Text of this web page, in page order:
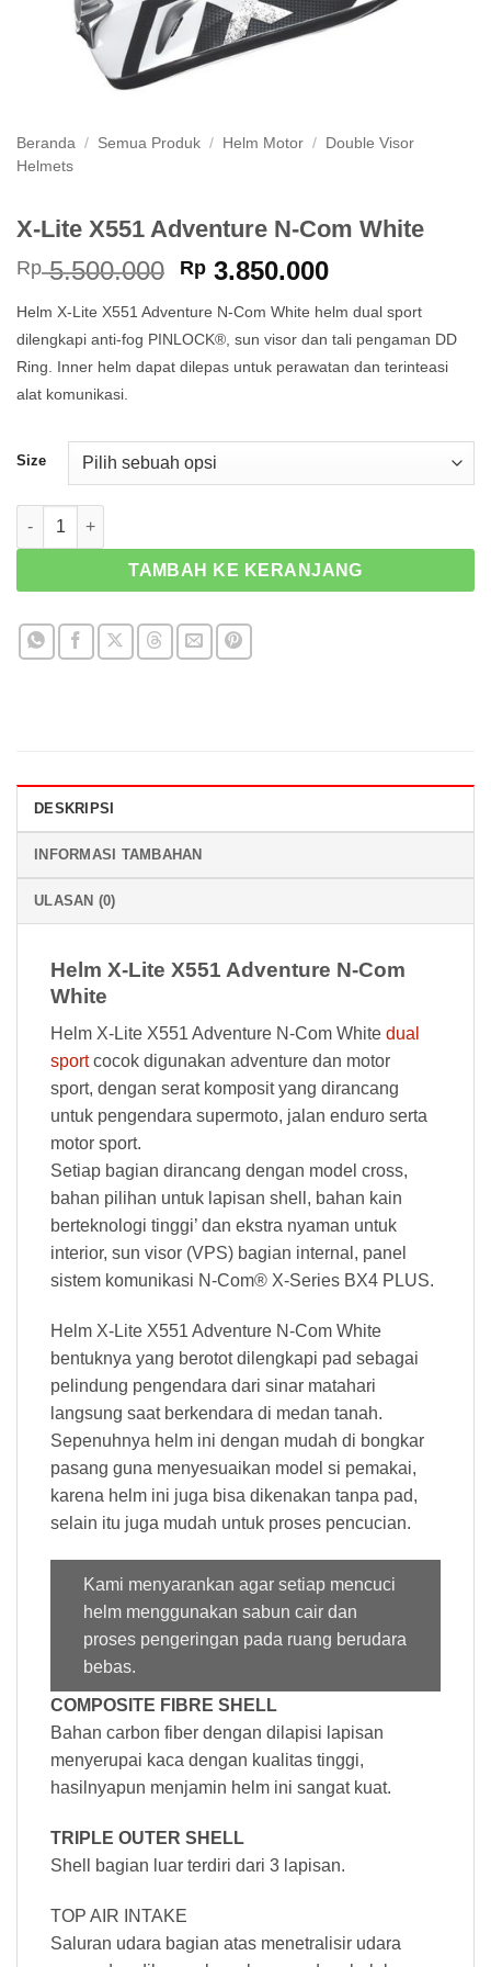
Beranda / Semua Produk / Helm Motor /
Double Visor
Helmets
X-Lite X551 Adventure N-Com White
Rp5.500.000 Harga
adalah:
Rp 5.500.000.
Rp 3.850.000Harga
ini
adalah:
Rp
Helm X-Lite X551 Adventure N-Com White helm dual sport
dilengkapi anti-fog PINLOCK®, sun visor dan tali pengaman DD
Ring. Inner helm dapat dilepas untuk perawatan dan terinteasi
alat komunikasi.
Size
Kuantitas X-Lite X551 Adventure N-Com White
TAMBAH KE KERANJANG
DESKRIPSI
INFORMASI TAMBAHAN
ULASAN (0)
Helm X-Lite X551 Adventure N-Com
White
Helm X-Lite X551 Adventure N-Com White dual
sportcocok digunakan adventure dan motor
sport, dengan serat komposit yang dirancang
untuk pengendara supermoto, jalan enduro serta
motor sport.
Setiap bagian dirancang dengan model cross,
bahan pilihan untuk lapisan shell, bahan kain
berteknologi tinggi’ dan ekstra nyaman untuk
interior, sun visor (VPS) bagian internal, panel
sistem komunikasi N-Com® X-Series BX4 PLUS.
Helm X-Lite X551 Adventure N-Com White
bentuknya yang berotot dilengkapi pad sebagai
pelindung pengendara dari sinar matahari
langsung saat berkendara di medan tanah.
Sepenuhnya helm ini dengan mudah di bongkar
pasang guna menyesuaikan model si pemakai,
karena helm ini juga bisa dikenakan tanpa pad,
selain itu juga mudah untuk proses pencucian.
Kami menyarankan agar setiap mencuci
helm menggunakan sabun cair dan
proses pengeringan pada ruang berudara
bebas.
COMPOSITE FIBRE SHELL
Bahan carbon fiber dengan dilapisi lapisan
menyerupai kaca dengan kualitas tinggi,
hasilnyapun menjamin helm ini sangat kuat.
TRIPLE OUTER SHELL
Shell bagian luar terdiri dari 3 lapisan.
TOP AIR INTAKE
Saluran udara bagian atas menetralisir udara